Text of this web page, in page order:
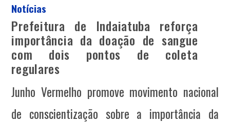
Notícias
Prefeitura de Indaiatuba reforça
importância da doação de sangue
com dois pontos de coleta
regulares
Junho Vermelho promove movimento nacional
de conscientização sobre a importância da